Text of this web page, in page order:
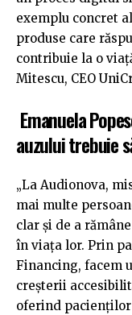
exemplu concret
produse care
contribuie la o
Mitescu, CEO
Emanuela
auzului trebuie
„La Audionova,
mai multe
clar și de a
în viața lor. Prin
Financing, facem
creșterii
oferind